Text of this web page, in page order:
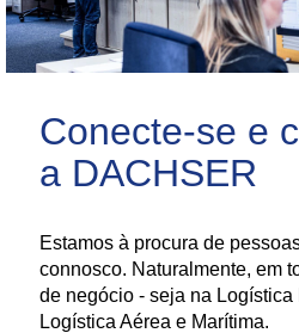
Conecte-se e
a DACHSER
Estamos à procura de
connosco. Naturalmente, em
de negócio - seja na
Logística Aérea e Marítima.